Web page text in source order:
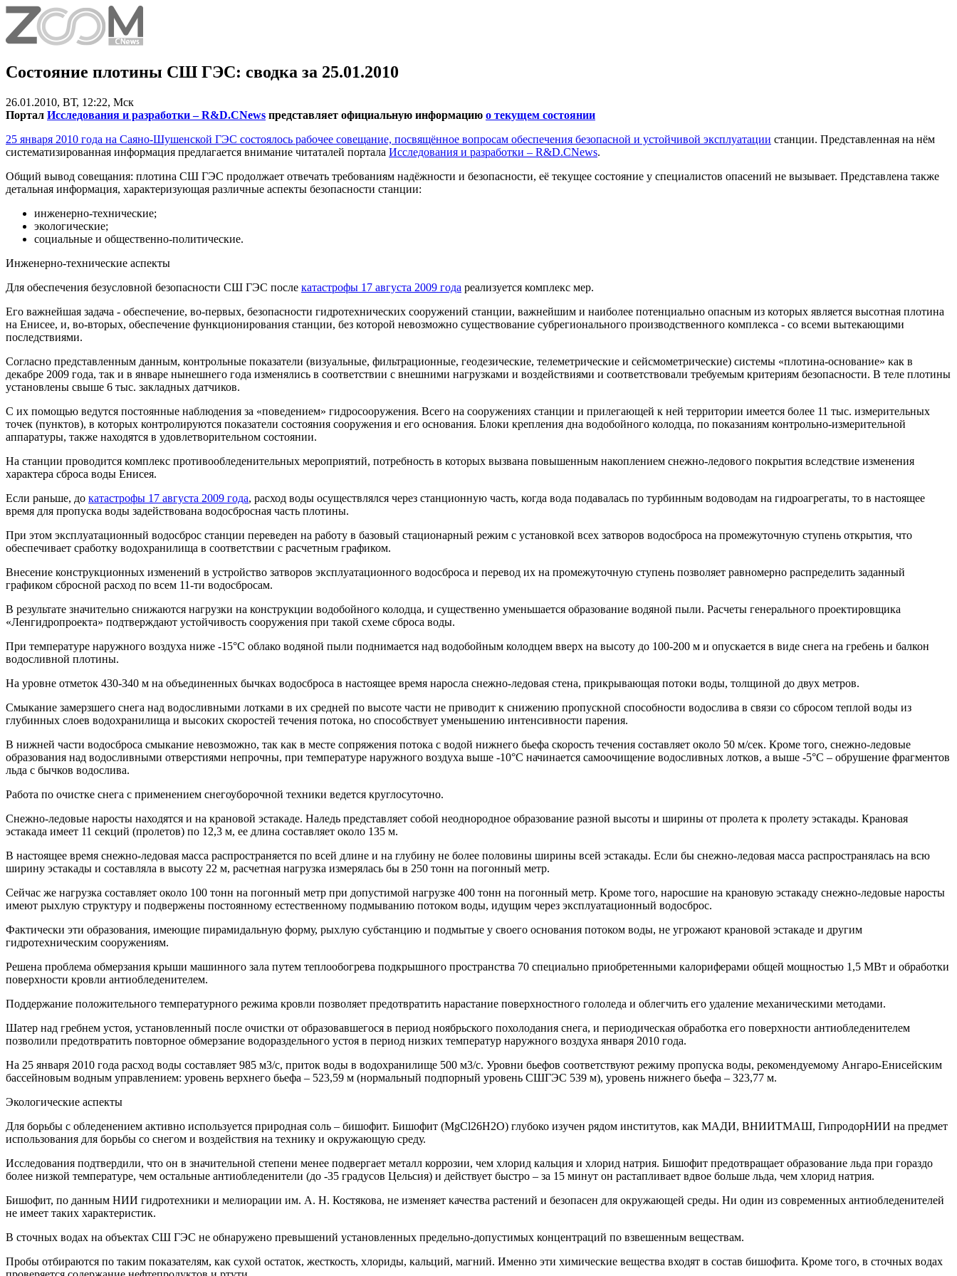
Состояние плотины СШ ГЭС: сводка за 25.01.2010
26.01.2010, ВТ, 12:22, Мск
Портал Исследования и разработки – R&D.CNews представляет официальную информацию о текущем состоянии
25 января 2010 года на Саяно-Шушенской ГЭС состоялось рабочее совещание, посвящённое вопросам обеспечения безопасной и устойчивой эксплуатации станции. Представленная на нём
систематизированная информация предлагается внимание читаталей портала Исследования и разработки – R&D.CNews.
Общий вывод совещания: плотина СШ ГЭС продолжает отвечать требованиям надёжности и безопасности, её текущее состояние у специалистов опасений не вызывает. Представлена также
детальная информация, характеризующая различные аспекты безопасности станции:
инженерно-технические;
экологические;
социальные и общественно-политические.
Инженерно-технические аспекты
Для обеспечения безусловной безопасности СШ ГЭС после катастрофы 17 августа 2009 года реализуется комплекс мер.
Его важнейшая задача - обеспечение, во-первых, безопасности гидротехнических сооружений станции, важнейшим и наиболее потенциально опасным из которых является высотная плотина
на Енисее, и, во-вторых, обеспечение функционирования станции, без которой невозможно существование субрегионального производственного комплекса - со всеми вытекающими
последствиями.
Согласно представленным данным, контрольные показатели (визуальные, фильтрационные, геодезические, телеметрические и сейсмометрические) системы «плотина-основание» как в
декабре 2009 года, так и в январе нынешнего года изменялись в соответствии с внешними нагрузками и воздействиями и соответствовали требуемым критериям безопасности. В теле плотины
установлены свыше 6 тыс. закладных датчиков.
С их помощью ведутся постоянные наблюдения за «поведением» гидросооружения. Всего на сооружениях станции и прилегающей к ней территории имеется более 11 тыс. измерительных
точек (пунктов), в которых контролируются показатели состояния сооружения и его основания. Блоки крепления дна водобойного колодца, по показаниям контрольно-измерительной
аппаратуры, также находятся в удовлетворительном состоянии.
На станции проводится комплекс противообледенительных мероприятий, потребность в которых вызвана повышенным накоплением снежно-ледового покрытия вследствие изменения
характера сброса воды Енисея.
Если раньше, до катастрофы 17 августа 2009 года, расход воды осуществлялся через станционную часть, когда вода подавалась по турбинным водоводам на гидроагрегаты, то в настоящее
время для пропуска воды задействована водосбросная часть плотины.
При этом эксплуатационный водосброс станции переведен на работу в базовый стационарный режим с установкой всех затворов водосброса на промежуточную ступень открытия, что
обеспечивает сработку водохранилища в соответствии с расчетным графиком.
Внесение конструкционных изменений в устройство затворов эксплуатационного водосброса и перевод их на промежуточную ступень позволяет равномерно распределить заданный
графиком сбросной расход по всем 11-ти водосбросам.
В результате значительно снижаются нагрузки на конструкции водобойного колодца, и существенно уменьшается образование водяной пыли. Расчеты генерального проектировщика
«Ленгидропроекта» подтверждают устойчивость сооружения при такой схеме сброса воды.
При температуре наружного воздуха ниже -15°С облако водяной пыли поднимается над водобойным колодцем вверх на высоту до 100-200 м и опускается в виде снега на гребень и балкон
водосливной плотины.
На уровне отметок 430-340 м на объединенных бычках водосброса в настоящее время наросла снежно-ледовая стена, прикрывающая потоки воды, толщиной до двух метров.
Смыкание замерзшего снега над водосливными лотками в их средней по высоте части не приводит к снижению пропускной способности водослива в связи со сбросом теплой воды из
глубинных слоев водохранилища и высоких скоростей течения потока, но способствует уменьшению интенсивности парения.
В нижней части водосброса смыкание невозможно, так как в месте сопряжения потока с водой нижнего бьефа скорость течения составляет около 50 м/сек. Кроме того, снежно-ледовые
образования над водосливными отверстиями непрочны, при температуре наружного воздуха выше -10°С начинается самоочищение водосливных лотков, а выше -5°С – обрушение фрагментов
льда с бычков водослива.
Работа по очистке снега с применением снегоуборочной техники ведется круглосуточно.
Снежно-ледовые наросты находятся и на крановой эстакаде. Наледь представляет собой неоднородное образование разной высоты и ширины от пролета к пролету эстакады. Крановая
эстакада имеет 11 секций (пролетов) по 12,3 м, ее длина составляет около 135 м.
В настоящее время снежно-ледовая масса распространяется по всей длине и на глубину не более половины ширины всей эстакады. Если бы снежно-ледовая масса распространялась на всю
ширину эстакады и составляла в высоту 22 м, расчетная нагрузка измерялась бы в 250 тонн на погонный метр.
Сейчас же нагрузка составляет около 100 тонн на погонный метр при допустимой нагрузке 400 тонн на погонный метр. Кроме того, наросшие на крановую эстакаду снежно-ледовые наросты
имеют рыхлую структуру и подвержены постоянному естественному подмыванию потоком воды, идущим через эксплуатационный водосброс.
Фактически эти образования, имеющие пирамидальную форму, рыхлую субстанцию и подмытые у своего основания потоком воды, не угрожают крановой эстакаде и другим
гидротехническим сооружениям.
Решена проблема обмерзания крыши машинного зала путем теплообогрева подкрышного пространства 70 специально приобретенными калориферами общей мощностью 1,5 МВт и обработки
поверхности кровли антиобледенителем.
Поддержание положительного температурного режима кровли позволяет предотвратить нарастание поверхностного гололеда и облегчить его удаление механическими методами.
Шатер над гребнем устоя, установленный после очистки от образовавшегося в период ноябрьского похолодания снега, и периодическая обработка его поверхности антиобледенителем
позволили предотвратить повторное обмерзание водораздельного устоя в период низких температур наружного воздуха января 2010 года.
На 25 января 2010 года расход воды составляет 985 м3/с, приток воды в водохранилище 500 м3/с. Уровни бьефов соответствуют режиму пропуска воды, рекомендуемому Ангаро-Енисейским
бассейновым водным управлением: уровень верхнего бьефа – 523,59 м (нормальный подпорный уровень СШГЭС 539 м), уровень нижнего бьефа – 323,77 м.
Экологические аспекты
Для борьбы с обледенением активно используется природная соль – бишофит. Бишофит (MgCl26H2O) глубоко изучен рядом институтов, как МАДИ, ВНИИТМАШ, ГипродорНИИ на предмет
использования для борьбы со снегом и воздействия на технику и окружающую среду.
Исследования подтвердили, что он в значительной степени менее подвергает металл коррозии, чем хлорид кальция и хлорид натрия. Бишофит предотвращает образование льда при гораздо
более низкой температуре, чем остальные антиобледенители (до -35 градусов Цельсия) и действует быстро – за 15 минут он растапливает вдвое больше льда, чем хлорид натрия.
Бишофит, по данным НИИ гидротехники и мелиорации им. А. Н. Костякова, не изменяет качества растений и безопасен для окружающей среды. Ни один из современных антиобледенителей
не имеет таких характеристик.
В сточных водах на объектах СШ ГЭС не обнаружено превышений установленных предельно-допустимых концентраций по взвешенным веществам.
Пробы отбираются по таким показателям, как сухой остаток, жесткость, хлориды, кальций, магний. Именно эти химические вещества входят в состав бишофита. Кроме того, в сточных водах